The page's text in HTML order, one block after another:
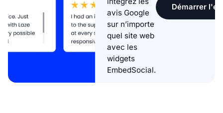
avis Google
sur n’importe
quel site web
avec les
widgets
EmbedSocial.
Démarrer